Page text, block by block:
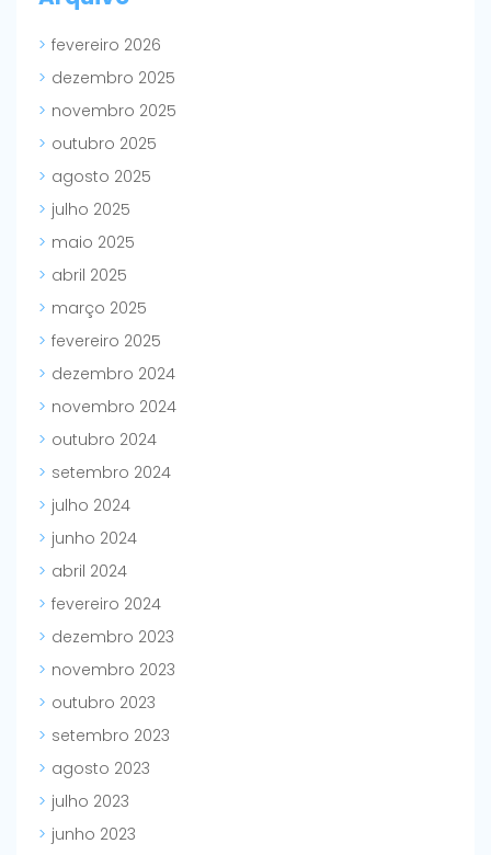
fevereiro 2026
dezembro 2025
novembro 2025
outubro 2025
agosto 2025
julho 2025
maio 2025
abril 2025
março 2025
fevereiro 2025
dezembro 2024
novembro 2024
outubro 2024
setembro 2024
julho 2024
junho 2024
abril 2024
fevereiro 2024
dezembro 2023
novembro 2023
outubro 2023
setembro 2023
agosto 2023
julho 2023
junho 2023